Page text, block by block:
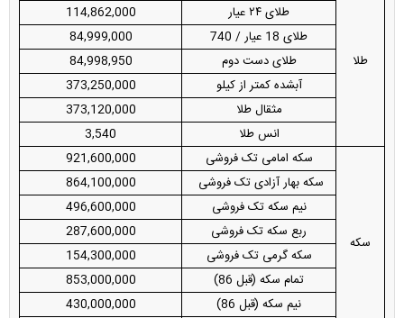
طلا
طلای ۲۴ عیار
114,862,000
طلای 18 عیار / 740
84,999,000
طلای دست دوم
84,998,950
آبشده کمتر از کیلو
373,250,000
مثقال طلا
373,120,000
انس طلا
3,540
سکه
سکه امامی تک فروشی
921,600,000
سکه بهار آزادی تک فروشی
864,100,000
نیم سکه تک فروشی
496,600,000
ربع سکه تک فروشی
287,600,000
سکه گرمی تک فروشی
154,300,000
تمام سکه (قبل 86)
853,000,000
نیم سکه (قبل 86)
430,000,000